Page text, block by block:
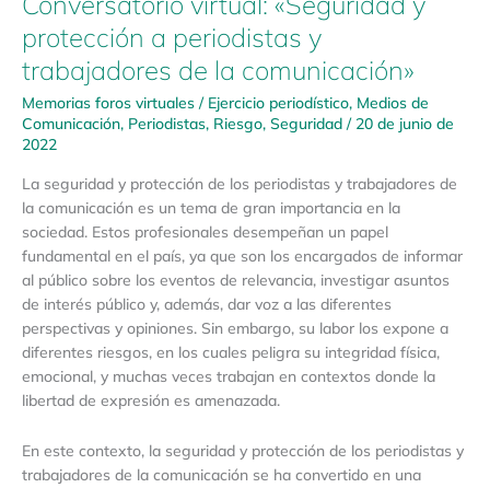
protección a periodistas y
trabajadores de la comunicación»
Memorias foros virtuales / Ejercicio periodístico, Medios de
Comunicación, Periodistas, Riesgo, Seguridad / 20 de junio de
2022
La seguridad y protección de los periodistas y trabajadores de
la comunicación es un tema de gran importancia en la
sociedad. Estos profesionales desempeñan un papel
fundamental en el país, ya que son los encargados de informar
al público sobre los eventos de relevancia, investigar asuntos
de interés público y, además, dar voz a las diferentes
perspectivas y opiniones. Sin embargo, su labor los expone a
diferentes riesgos, en los cuales peligra su integridad física,
emocional, y muchas veces trabajan en contextos donde la
libertad de expresión es amenazada.
En este contexto, la seguridad y protección de los periodistas y
trabajadores de la comunicación se ha convertido en una